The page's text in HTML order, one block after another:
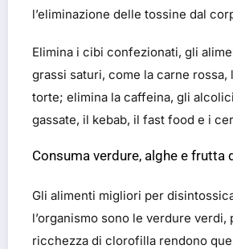
l’eliminazione delle tossine dal
Elimina i cibi confezionati, gli
grassi saturi, come la carne rossa,
torte; elimina la caffeina, gli
gassate, il kebab, il fast food e i
Consuma verdure, alghe e frutta
Gli alimenti migliori per
l’organismo sono le verdure verdi,
ricchezza di clorofilla rendono